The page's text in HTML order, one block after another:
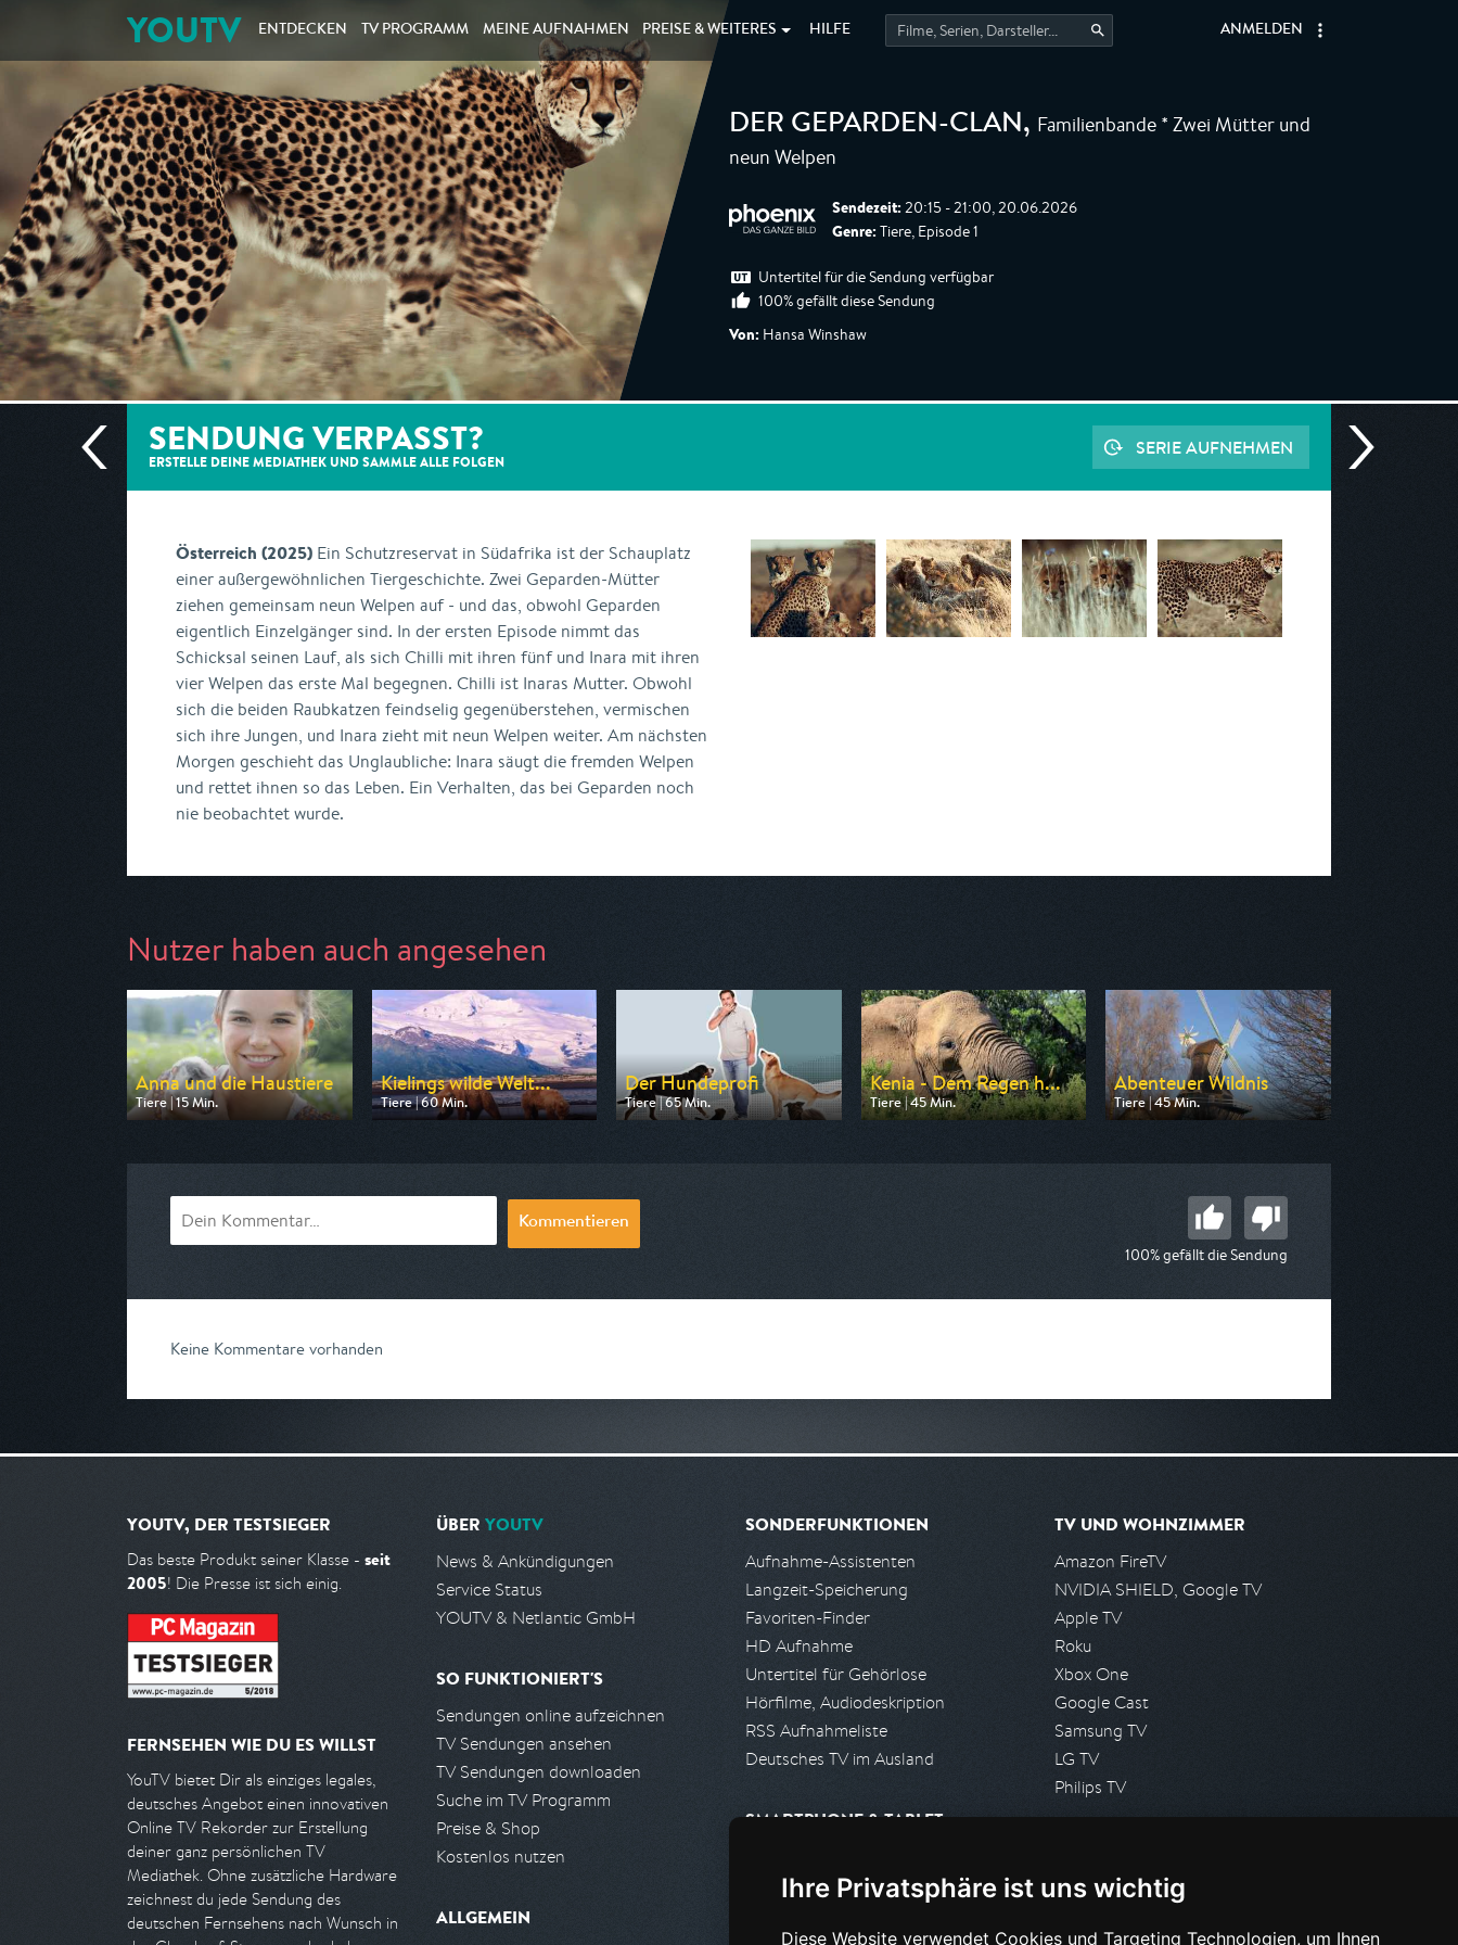
Ihre Privatsphäre ist uns wichtig
Diese Website verwendet Cookies und Targeting Technologien, um Ihnen
YOUTV ENTDECKEN TV PROGRAMM MEINE AUFNAHMEN PREISE & WEITERES HILFE ANMELDEN
DER GEPARDEN-CLAN, Familienbande * Zwei Mütter und
neun Welpen
Sendezeit: 20:15 - 21:00, 20.06.2026
Genre: Tiere, Episode 1
Untertitel für die Sendung verfügbar
100% gefällt diese Sendung
Von: Hansa Winshaw
SENDUNG VERPASST?
ERSTELLE DEINE MEDIATHEK UND SAMMLE ALLE FOLGEN
SERIE AUFNEHMEN
Österreich (2025) Ein Schutzreservat in Südafrika ist der Schauplatz
einer außergewöhnlichen Tiergeschichte. Zwei Geparden-Mütter
ziehen gemeinsam neun Welpen auf - und das, obwohl Geparden
eigentlich Einzelgänger sind. In der ersten Episode nimmt das
Schicksal seinen Lauf, als sich Chilli mit ihren fünf und Inara mit ihren
vier Welpen das erste Mal begegnen. Chilli ist Inaras Mutter. Obwohl
sich die beiden Raubkatzen feindselig gegenüberstehen, vermischen
sich ihre Jungen, und Inara zieht mit neun Welpen weiter. Am nächsten
Morgen geschieht das Unglaubliche: Inara säugt die fremden Welpen
und rettet ihnen so das Leben. Ein Verhalten, das bei Geparden noch
nie beobachtet wurde.
Nutzer haben auch angesehen
Anna und die Haustiere
Tiere | 15 Min.
Ausgestrahlt von ARD
Kielings wilde Welt...
Tiere | 60 Min.
Ausgestrahlt von 3sat
Der Hundeprofi
Tiere | 65 Min.
Ausgestrahlt von VOX
Kenia - Dem Regen h...
Tiere | 45 Min.
Ausgestrahlt von arte
Abenteuer Wildnis
Tiere | 45 Min.
Ausgestrahlt von BR
Kommentieren
100% gefällt die Sendung
Keine Kommentare vorhanden
YOUTV, DER TESTSIEGER
Das beste Produkt seiner Klasse - seit
2005! Die Presse ist sich einig.
FERNSEHEN WIE DU ES WILLST
YouTV bietet Dir als einziges legales,
deutsches Angebot einen innovativen
Online TV Rekorder zur Erstellung
deiner ganz persönlichen TV
Mediathek. Ohne zusätzliche Hardware
zeichnest du jede Sendung des
deutschen Fernsehens nach Wunsch in
ÜBER YOUTV
News & Ankündigungen
Service Status
YOUTV & Netlantic GmbH
SO FUNKTIONIERT'S
Sendungen online aufzeichnen
TV Sendungen ansehen
TV Sendungen downloaden
Suche im TV Programm
Preise & Shop
Kostenlos nutzen
ALLGEMEIN
SONDERFUNKTIONEN
Aufnahme-Assistenten
Langzeit-Speicherung
Favoriten-Finder
HD Aufnahme
Untertitel für Gehörlose
Hörfilme, Audiodeskription
RSS Aufnahmeliste
Deutsches TV im Ausland
SMARTPHONE & TABLET
Android App
TV UND WOHNZIMMER
Amazon FireTV
NVIDIA SHIELD, Google TV
Apple TV
Roku
Xbox One
Google Cast
Samsung TV
LG TV
Philips TV
Presseanfrage stellen